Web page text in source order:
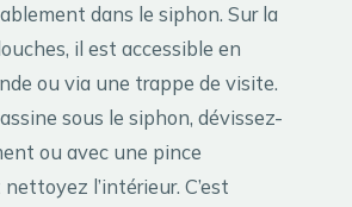
dans le siphon. Sur la
il est accessible en
ou via une trappe de visite.
sous le siphon, dévissez-
ou avec une pince
l’intérieur. C’est